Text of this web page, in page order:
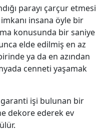
parayı çarçur etmesi
insana öyle bir
konusunda bir saniye
elde edilmiş en az
ya da en azından
cenneti yaşamak
garanti işi bulunan bir
dekore ederek ev